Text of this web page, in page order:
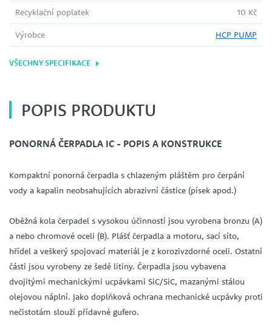
Recyklační poplatek 10 Kč
Výrobce HCP PUMP
VŠECHNY SPECIFIKACE
POPIS PRODUKTU
PONORNÁ ČERPADLA IC - POPIS A KONSTRUKCE
Kompaktní ponorná čerpadla s chlazeným pláštěm pro čerpání
vody a kapalin neobsahujících abrazivní částice (písek apod.)
Oběžná kola čerpadel s vysokou účinností jsou vyrobena bronzu (A)
a nebo chromové oceli (B). Plášť čerpadla a motoru, sací síto,
hřídel a veškerý spojovací materiál je z korozivzdorné oceli. Ostatní
části jsou vyrobeny ze šedé litiny. Čerpadla jsou vybavena
dvojitými mechanickými ucpávkami SiC/SiC, mazanými stálou
olejovou náplní. Jako doplňková ochrana mechanické ucpávky proti
nečistotám slouží přídavné gufero.